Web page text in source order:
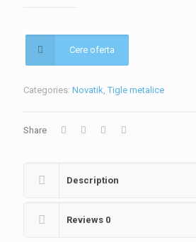
Cere oferta
Categories: Novatik, Tigle metalice
Share
Description
Reviews 0